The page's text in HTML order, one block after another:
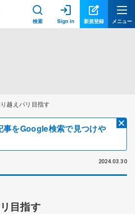
検索 Sign in 新規登録 メニュー
越えパリ目指す
をGoogle検索で見つけや
2024.03.30
目指す